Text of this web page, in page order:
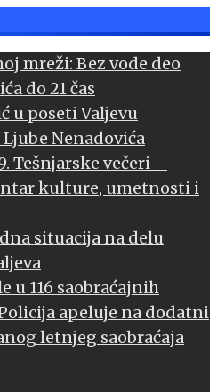
mreži: Bez vode deo
do 21 čas
u poseti Valjevu
Nenadovića
Tešnjarske večeri –
kulture, umetnosti i
situacija na delu
u 116 saobraćajnih
apeluje na dodatni
letnjeg saobraćaja